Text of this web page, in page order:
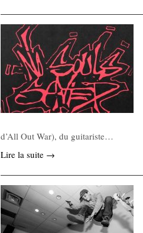
d’All Out War), du guitariste…
Lire la suite →